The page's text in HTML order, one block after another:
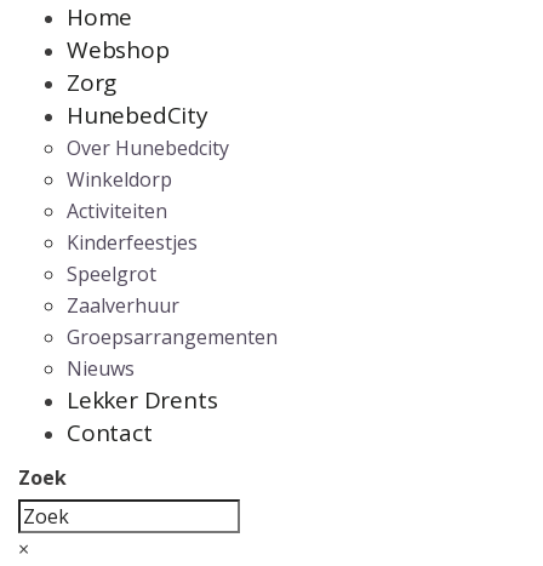
Home
Webshop
Zorg
HunebedCity
Over Hunebedcity
Winkeldorp
Activiteiten
Kinderfeestjes
Speelgrot
Zaalverhuur
Groepsarrangementen
Nieuws
Lekker Drents
Contact
Zoek
×